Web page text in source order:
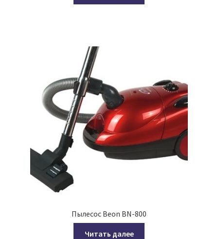
Пылесос Beon BN-800
Читать далее